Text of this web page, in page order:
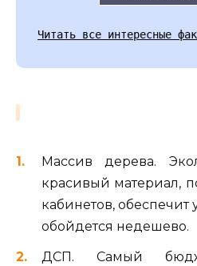
Читать все интересные
Массив дерева.
красивый материал,
кабинетов,
обойдется недешево.
ДСП. Самый